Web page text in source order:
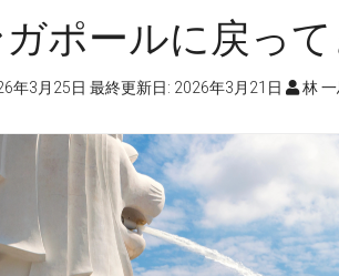
ポールに戻っ
年3月25日 最終更新日: 2026年3月21日 林